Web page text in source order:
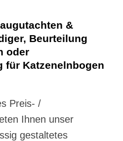
&
Beurteilung
oder
für Katzenelnbogen
Preis- /
Ihnen unser
gestaltetes